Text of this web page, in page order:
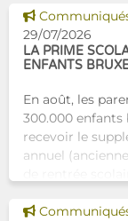
Tam-Tam
concrète avec
dest
Voir cette
29/07/2026
LA PRIME
ENFANTS
En août, les
300.000
recevoir le
annuel
commencer la
Voir cette